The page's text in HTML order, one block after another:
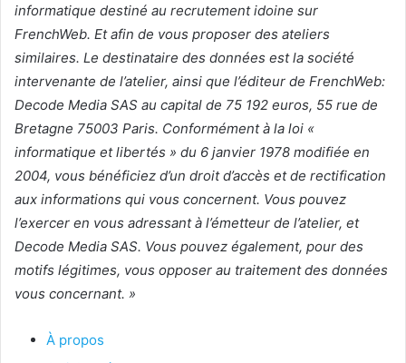
informatique destiné au recrutement idoine sur
FrenchWeb. Et afin de vous proposer des ateliers
similaires. Le destinataire des données est la société
intervenante de l’atelier, ainsi que l’éditeur de FrenchWeb:
Decode Media SAS au capital de 75 192 euros, 55 rue de
Bretagne 75003 Paris. Conformément à la loi «
informatique et libertés » du 6 janvier 1978 modifiée en
2004, vous bénéficiez d’un droit d’accès et de rectification
aux informations qui vous concernent. Vous pouvez
l’exercer en vous adressant à l’émetteur de l’atelier, et
Decode Media SAS. Vous pouvez également, pour des
motifs légitimes, vous opposer au traitement des données
vous concernant. »
À propos